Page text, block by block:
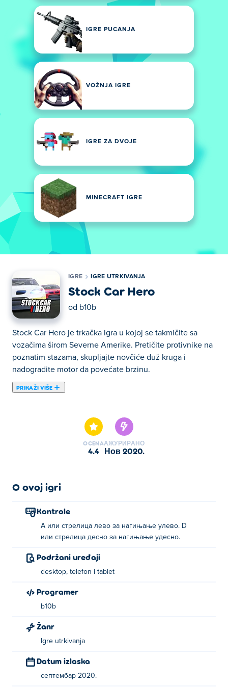
IGRE PUCANJA
VOŽNJA IGRE
IGRE ZA DVOJE
MINECRAFT IGRE
IGRE IGRE UTRKIVANJA
Stock Car Hero
od b10b
Stock Car Hero je trkačka igra u kojoj se takmičite sa
vozačima širom Severne Amerike. Pretičite protivnike na
poznatim stazama, skupljajte novčiće duž kruga i
nadogradite motor da povećate brzinu.
PRIKAŽI VIŠE
OCENA
4.4
АЖУРИРАНО
нов 2020.
O ovoj igri
Kontrole
A или стрелица лево за нагињање улево. D
или стрелица десно за нагињање удесно.
Podržani uređaji
desktop, telefon i tablet
Programer
b10b
Žanr
Igre utrkivanja
Datum izlaska
септембар 2020.